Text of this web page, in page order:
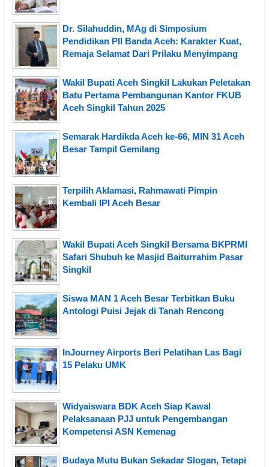
Dr. Silahuddin, MAg di Simposium
Pendidikan PII Banda Aceh: Karakter Kuat,
Remaja Selamat Dari Prilaku Menyimpang
Wakil Bupati Aceh Singkil Lakukan Peletakan
Batu Pertama Pembangunan Kantor FKUB
Aceh Singkil Tahun 2025
Semarak Hardikda Aceh ke-66, MIN 31 Aceh
Besar Tampil Gemilang
Terpilih Aklamasi, Rahmawati Pimpin
Kembali IPI Aceh Besar
Wakil Bupati Aceh Singkil Bersama BKPRMI
Safari Shubuh ke Masjid Baiturrahim Pasar
Singkil
Siswa MAN 1 Aceh Besar Terbitkan Buku
Antologi Puisi Jejak di Tanah Rencong
InJourney Airports Beri Pelatihan Las Bagi
15 Pelaku UMK
Widyaiswara BDK Aceh Siap Kawal
Pelaksanaan PJJ untuk Pengembangan
Kompetensi ASN Kemenag
Budaya Mutu Bukan Sekadar Slogan, Tetapi